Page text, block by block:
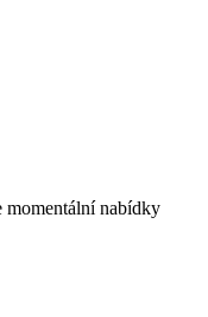
momentální nabídky